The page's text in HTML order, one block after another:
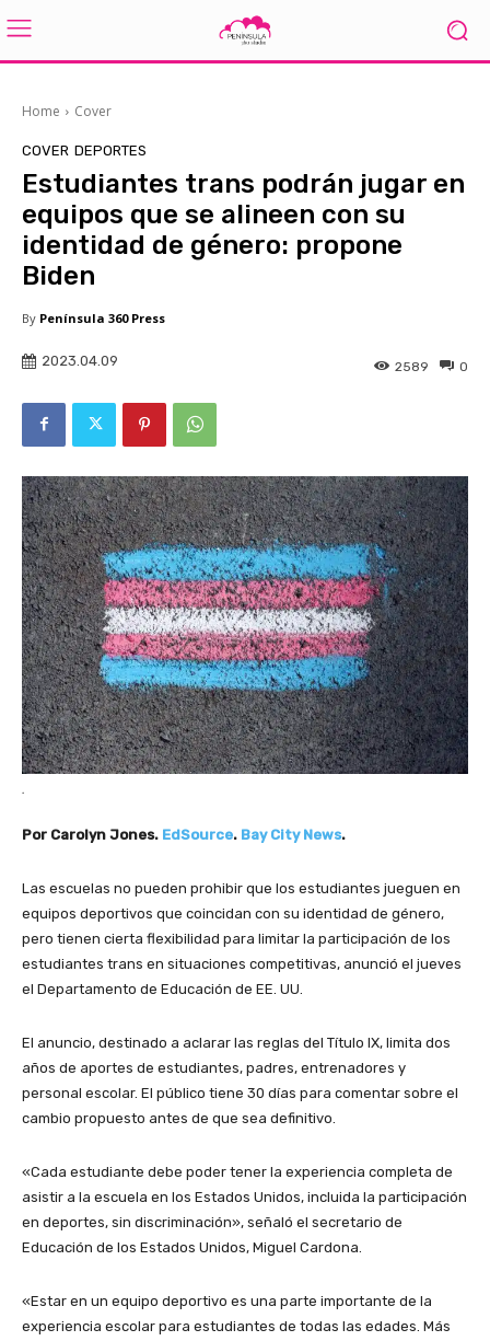
Home Cover
COVER DEPORTES
Estudiantes trans podrán jugar en
equipos que se alineen con su
identidad de género: propone
Biden
By Península 360 Press
2023.04.09 0
2589
.
Por Carolyn Jones. EdSource. Bay City News.
Las escuelas no pueden prohibir que los estudiantes jueguen en
equipos deportivos que coincidan con su identidad de género,
pero tienen cierta flexibilidad para limitar la participación de los
estudiantes trans en situaciones competitivas, anunció el jueves
el Departamento de Educación de EE. UU.
El anuncio, destinado a aclarar las reglas del Título IX, limita dos
años de aportes de estudiantes, padres, entrenadores y
personal escolar. El público tiene 30 días para comentar sobre el
cambio propuesto antes de que sea definitivo.
«Cada estudiante debe poder tener la experiencia completa de
asistir a la escuela en los Estados Unidos, incluida la participación
en deportes, sin discriminación», señaló el secretario de
Educación de los Estados Unidos, Miguel Cardona.
«Estar en un equipo deportivo es una parte importante de la
experiencia escolar para estudiantes de todas las edades. Más